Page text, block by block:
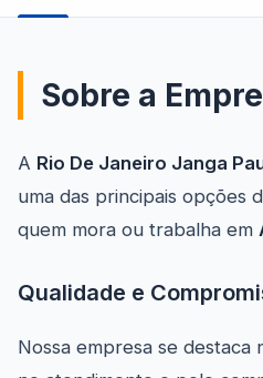
Sobre a
A Rio De Janeiro Janga
uma das principais opções
quem mora ou trabalha em
Qualidade e
Nossa empresa se destaca